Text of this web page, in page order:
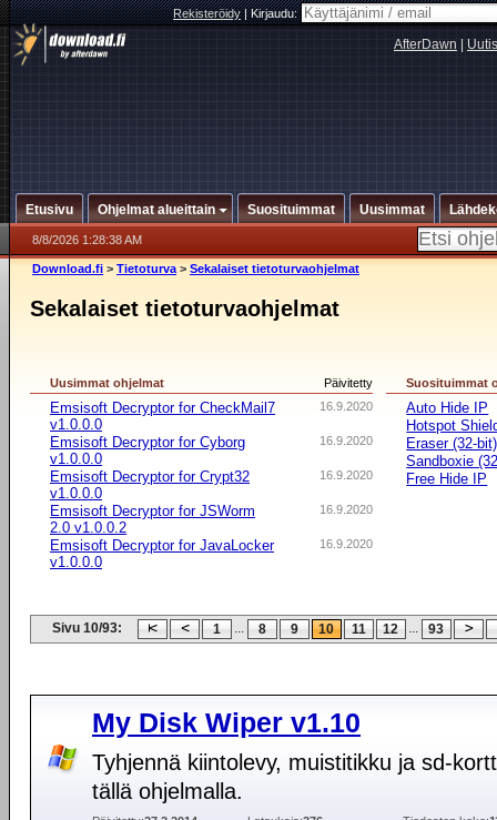
Rekisteröidy|Kirjaudu:
AfterDawn
Etusivu Ohjelmat alueittain Suosituimmat Uusimmat
8/8/2026 1:28:38 AM
Download.fi > Tietoturva > Sekalaiset tietoturvaohjelmat
Sekalaiset tietoturvaohjelmat
Päivitetty
Uusimmat ohjelmat
16.9.2020
Emsisoft Decryptor for CheckMail7
v1.0.0.0
16.9.2020
Emsisoft Decryptor for Cyborg
v1.0.0.0
16.9.2020
Emsisoft Decryptor for Crypt32
v1.0.0.0
16.9.2020
Emsisoft Decryptor for JSWorm
2.0 v1.0.0.2
16.9.2020
Emsisoft Decryptor for JavaLocker
v1.0.0.0
Suosituimmat
Auto Hide IP
Hotspot
Eraser (32-bit)
Sandboxie
Free Hide IP
Sivu 10/93: 1 ... 8 9 10 11 12 ... 93
My Disk Wiper v1.10
Tyhjennä kiintolevy, muistitikku ja sd-
tällä ohjelmalla.